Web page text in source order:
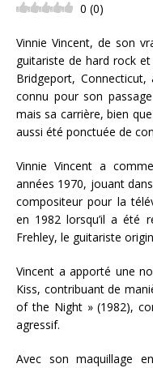
0 (0)
Vinnie Vincent, de son
guitariste de hard rock
Bridgeport,
connu pour son
mais sa carrière, bien
aussi été ponctuée de
Vinnie Vincent a
années 1970, jouant
compositeur pour la
en 1982 lorsqu’il a été
Frehley, le guitariste
Vincent a apporté une
Kiss, contribuant de
of the Night » (1982),
agressif.
Avec son maquillage